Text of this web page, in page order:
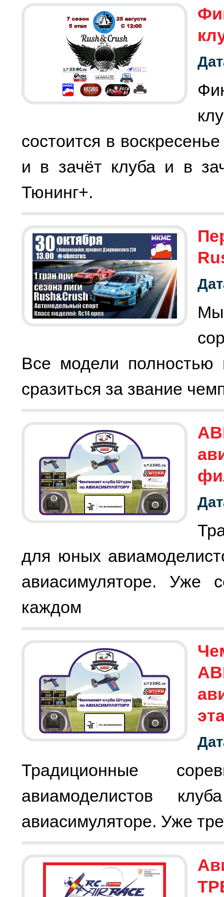
состоится в
и в зачёт клуба и в
Тюнинг+.
Мы
Все модели полностью
сразиться за звание
для юных
авиасимуляторе. Уже
каждом
Традиционные
авиамоделистов
авиасимуляторе. Уже